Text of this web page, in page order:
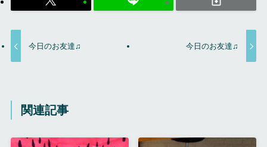
今日のお友達♫ 今日のお友達♫
関連記事